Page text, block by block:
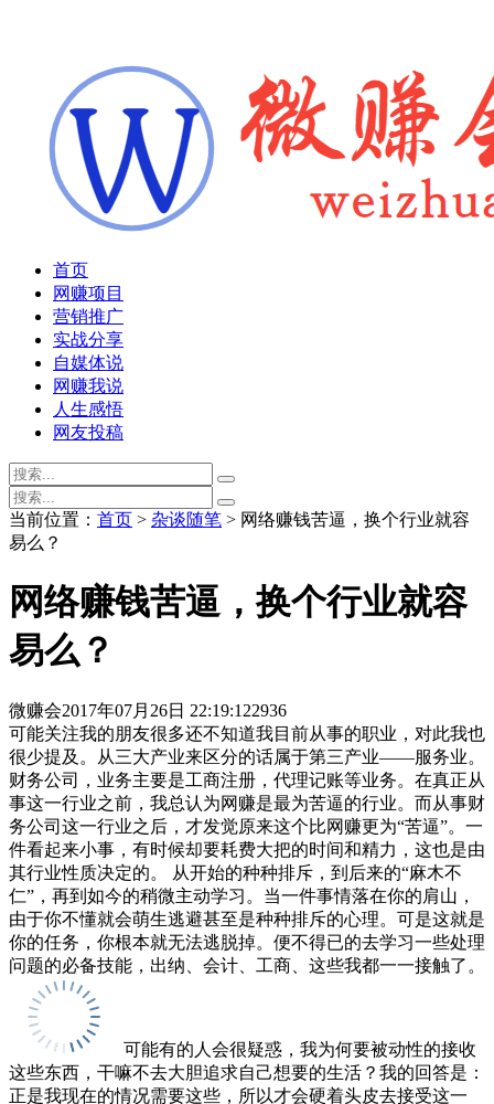
首页
网赚项目
营销推广
实战分享
自媒体说
网赚我说
人生感悟
网友投稿
当前位置： 首页 > 杂谈随笔 > 网络赚钱苦逼，换个行业就容
易么？
网络赚钱苦逼，换个行业就容
易么？
微赚会2017年07月26日 22:19:122936
可能关注我的朋友很多还不知道我目前从事的职业，对此我也
很少提及。从三大产业来区分的话属于第三产业——服务业。
财务公司，业务主要是工商注册，代理记账等业务。在真正从
事这一行业之前，我总认为网赚是最为苦逼的行业。而从事财
务公司这一行业之后，才发觉原来这个比网赚更为“苦逼”。一
件看起来小事，有时候却要耗费大把的时间和精力，这也是由
其行业性质决定的。 从开始的种种排斥，到后来的“麻木不
仁”，再到如今的稍微主动学习。当一件事情落在你的肩山，
由于你不懂就会萌生逃避甚至是种种排斥的心理。可是这就是
你的任务，你根本就无法逃脱掉。便不得已的去学习一些处理
问题的必备技能，出纳、会计、工商、这些我都一一接触了。
可能有的人会很疑惑，我为何要被动性的接收
这些东西，干嘛不去大胆追求自己想要的生活？我的回答是：
正是我现在的情况需要这些，所以才会硬着头皮去接受这一